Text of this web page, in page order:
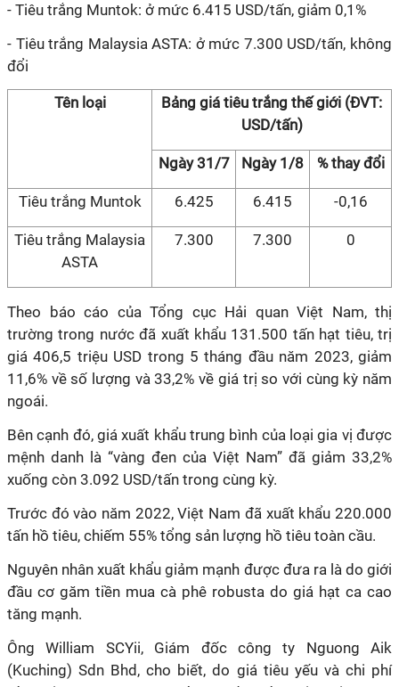
- Tiêu trắng Muntok: ở mức 6.415 USD/tấn, giảm 0,1%
- Tiêu trắng Malaysia ASTA: ở mức 7.300 USD/tấn, không
đổi
Tên loại
Bảng giá tiêu trắng thế giới (ĐVT:
USD/tấn)
Ngày 31/7 Ngày 1/8 % thay đổi
Tiêu trắng Muntok 6.425 6.415 -0,16
Tiêu trắng Malaysia
ASTA
7.300 7.300 0
Theo báo cáo của Tổng cục Hải quan Việt Nam, thị
trường trong nước đã xuất khẩu 131.500 tấn hạt tiêu, trị
giá 406,5 triệu USD trong 5 tháng đầu năm 2023, giảm
11,6% về số lượng và 33,2% về giá trị so với cùng kỳ năm
ngoái.
Bên cạnh đó, giá xuất khẩu trung bình của loại gia vị được
mệnh danh là “vàng đen của Việt Nam” đã giảm 33,2%
xuống còn 3.092 USD/tấn trong cùng kỳ.
Trước đó vào năm 2022, Việt Nam đã xuất khẩu 220.000
tấn hồ tiêu, chiếm 55% tổng sản lượng hồ tiêu toàn cầu.
Nguyên nhân xuất khẩu giảm mạnh được đưa ra là do giới
đầu cơ găm tiền mua cà phê robusta do giá hạt ca cao
tăng mạnh.
Ông William SCYii, Giám đốc công ty Nguong Aik
(Kuching) Sdn Bhd, cho biết, do giá tiêu yếu và chi phí